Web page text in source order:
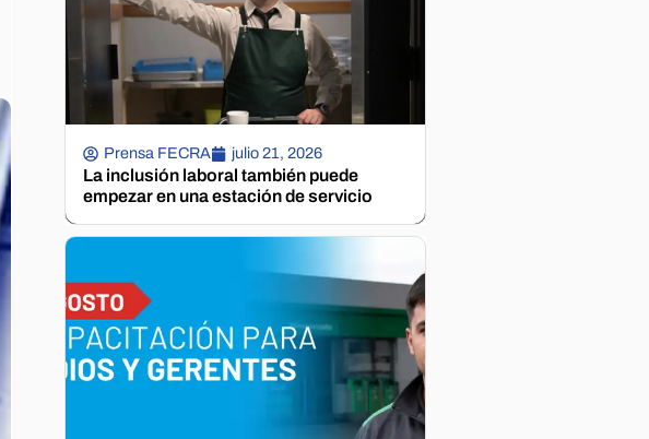
Prensa FECRA julio 21, 2026
La inclusión laboral también puede
empezar en una estación de servicio